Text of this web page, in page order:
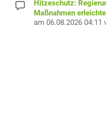
Hitzeschutz:
Maßnahmen
am 06.08.2026 04:11